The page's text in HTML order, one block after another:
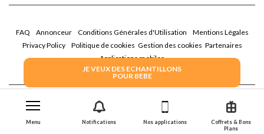
Coffrets & Bons
Plans
Nos applications
Notifications
Menu
JE VEUX DES ECHANTILLONS
POUR BEBE
FAQ Annonceur Conditions Générales d'Utilisation
Mentions Légales
Privacy Policy
Politique de cookies Gestion des cookies Partenaires
Applications mobiles
2026 Family Service - La Boîte Rose